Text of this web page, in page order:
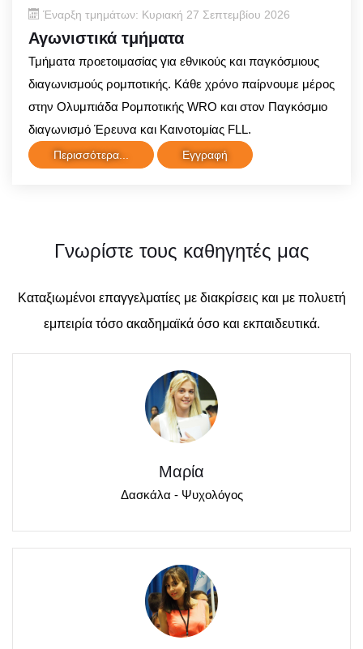
Έναρξη τμημάτων: Κυριακή 27 Σεπτεμβίου 2026
Αγωνιστικά τμήματα
Τμήματα προετοιμασίας για εθνικούς και παγκόσμιους
διαγωνισμούς ρομποτικής. Κάθε χρόνο παίρνουμε μέρος
στην Ολυμπιάδα Ρομποτικής WRO και στον Παγκόσμιο
διαγωνισμό Έρευνα και Καινοτομίας FLL.
Περισσότερα... Εγγραφή
Γνωρίστε τους καθηγητές μας
Καταξιωμένοι επαγγελματίες με διακρίσεις και με πολυετή
εμπειρία τόσο ακαδημαϊκά όσο και εκπαιδευτικά.
Μαρία
Δασκάλα - Ψυχολόγος